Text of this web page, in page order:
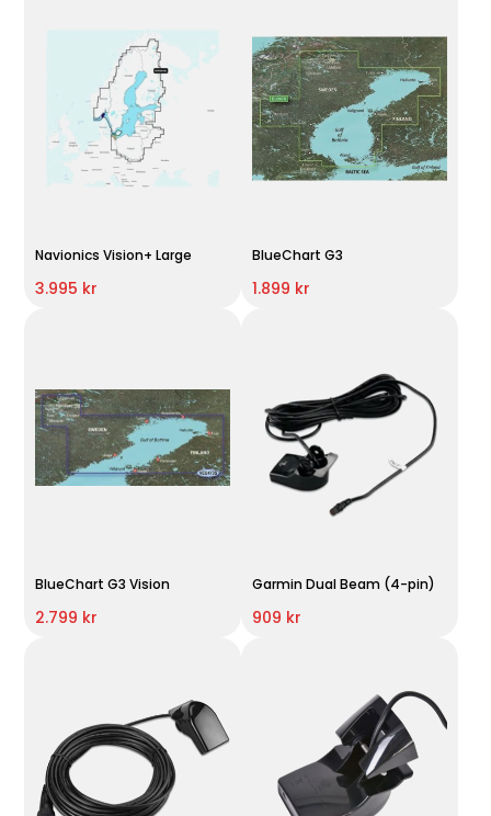
Navionics Vision+ Large
3.995 kr
BlueChart G3
1.899 kr
BlueChart G3 Vision
2.799 kr
Garmin Dual Beam (4-pin)
909 kr